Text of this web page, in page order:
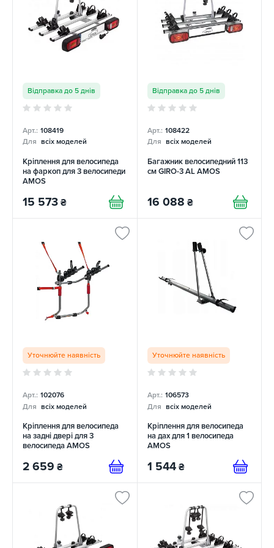
Відправка до 5 днів
Арт.: 108419
Для всіх моделей
Кріплення для велосипеда
на фаркоп для 3 велосипеди
AMOS
15 573 ₴
Відправка до 5 днів
Арт.: 108422
Для всіх моделей
Багажник велосипедний 113
см GIRO-3 AL AMOS
16 088 ₴
Уточнюйте наявність
Арт.: 102076
Для всіх моделей
Кріплення для велосипеда
на задні двері для 3
велосипеда AMOS
2 659 ₴
Уточнюйте наявність
Арт.: 106573
Для всіх моделей
Кріплення для велосипеда
на дах для 1 велосипеда
AMOS
1 544 ₴